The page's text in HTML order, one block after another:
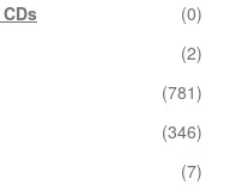
(0)
(2)
(781)
(346)
(7)